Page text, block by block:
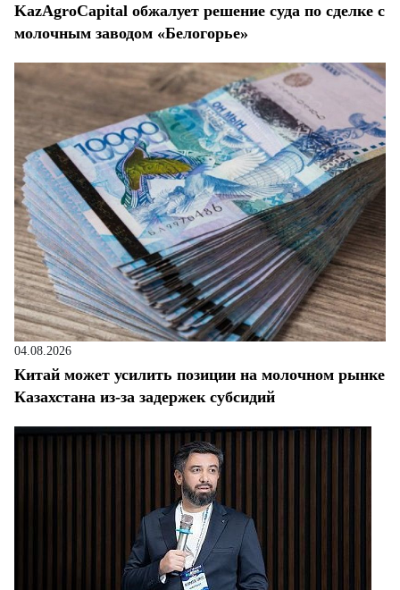
KazAgroCapital обжалует решение суда по сделке с
молочным заводом «Белогорье»
04.08.2026
Китай может усилить позиции на молочном рынке
Казахстана из-за задержек субсидий